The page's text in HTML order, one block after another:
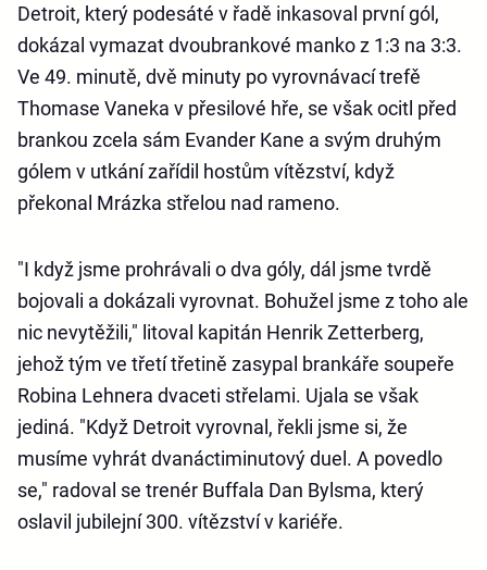
Detroit, který podesáté v řadě inkasoval první gól,
dokázal vymazat dvoubrankové manko z 1:3 na 3:3.
Ve 49. minutě, dvě minuty po vyrovnávací trefě
Thomase Vaneka v přesilové hře, se však ocitl před
brankou zcela sám Evander Kane a svým druhým
gólem v utkání zařídil hostům vítězství, když
překonal Mrázka střelou nad rameno.
"I když jsme prohrávali o dva góly, dál jsme tvrdě
bojovali a dokázali vyrovnat. Bohužel jsme z toho ale
nic nevytěžili," litoval kapitán Henrik Zetterberg,
jehož tým ve třetí třetině zasypal brankáře soupeře
Robina Lehnera dvaceti střelami. Ujala se však
jediná. "Když Detroit vyrovnal, řekli jsme si, že
musíme vyhrát dvanáctiminutový duel. A povedlo
se," radoval se trenér Buffala Dan Bylsma, který
oslavil jubilejní 300. vítězství v kariéře.